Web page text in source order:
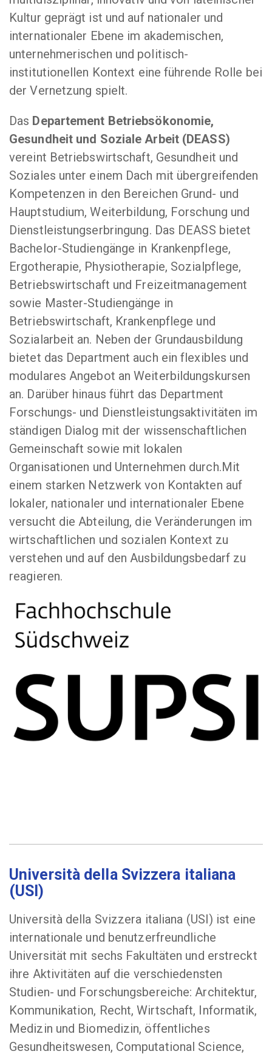
Kultur geprägt ist und auf nationaler und
internationaler Ebene im akademischen,
unternehmerischen und politisch-
institutionellen Kontext eine führende Rolle bei
der Vernetzung spielt.
Das Departement Betriebsökonomie,
Gesundheit und Soziale Arbeit (DEASS)
vereint Betriebswirtschaft, Gesundheit und
Soziales unter einem Dach mit übergreifenden
Kompetenzen in den Bereichen Grund- und
Hauptstudium, Weiterbildung, Forschung und
Dienstleistungserbringung. Das DEASS bietet
Bachelor-Studiengänge in Krankenpflege,
Ergotherapie, Physiotherapie, Sozialpflege,
Betriebswirtschaft und Freizeitmanagement
sowie Master-Studiengänge in
Betriebswirtschaft, Krankenpflege und
Sozialarbeit an. Neben der Grundausbildung
bietet das Department auch ein flexibles und
modulares Angebot an Weiterbildungskursen
an. Darüber hinaus führt das Department
Forschungs- und Dienstleistungsaktivitäten im
ständigen Dialog mit der wissenschaftlichen
Gemeinschaft sowie mit lokalen
Organisationen und Unternehmen durch.Mit
einem starken Netzwerk von Kontakten auf
lokaler, nationaler und internationaler Ebene
versucht die Abteilung, die Veränderungen im
wirtschaftlichen und sozialen Kontext zu
verstehen und auf den Ausbildungsbedarf zu
reagieren.
Università della Svizzera italiana
(USI)
Università della Svizzera italiana (USI) ist eine
internationale und benutzerfreundliche
Universität mit sechs Fakultäten und erstreckt
ihre Aktivitäten auf die verschiedensten
Studien- und Forschungsbereiche: Architektur,
Kommunikation, Recht, Wirtschaft, Informatik,
Medizin und Biomedizin, öffentliches
Gesundheitswesen, Computational Science,